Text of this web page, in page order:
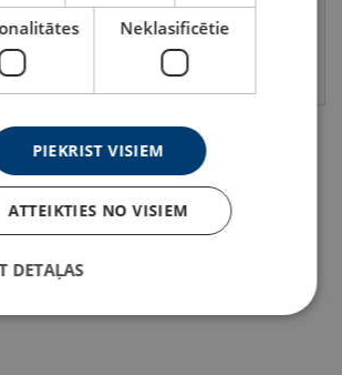
Neklasificētie
PIEKRIST VISIEM
ATTEIKTIES NO VISIEM
DETAĻAS